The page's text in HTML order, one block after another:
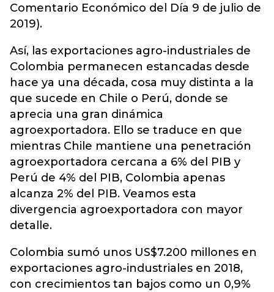
Comentario Económico del Día 9 de julio de
2019).
Así, las exportaciones agro-industriales de
Colombia permanecen estancadas desde
hace ya una década, cosa muy distinta a la
que sucede en Chile o Perú, donde se
aprecia una gran dinámica
agroexportadora. Ello se traduce en que
mientras Chile mantiene una penetración
agroexportadora cercana a 6% del PIB y
Perú de 4% del PIB, Colombia apenas
alcanza 2% del PIB. Veamos esta
divergencia agroexportadora con mayor
detalle.
Colombia sumó unos US$7.200 millones en
exportaciones agro-industriales en 2018,
con crecimientos tan bajos como un 0,9%